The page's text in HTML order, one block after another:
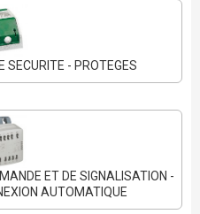
SECURITE - PROTEGES
ET DE SIGNALISATION -
AUTOMATIQUE